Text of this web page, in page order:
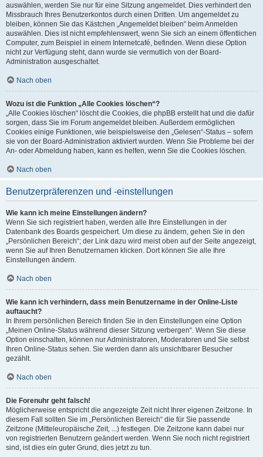
auswählen, werden Sie nur für eine Sitzung angemeldet. Dies verhindert den
Missbrauch Ihres Benutzerkontos durch einen Dritten. Um angemeldet zu
bleiben, können Sie das Kästchen „Angemeldet bleiben“ beim Anmelden
auswählen. Dies ist nicht empfehlenswert, wenn Sie sich an einem öffentlichen
Computer, zum Beispiel in einem Internetcafé, befinden. Wenn diese Option
nicht zur Verfügung steht, dann wurde sie vermutlich von der Board-
Administration ausgeschaltet.
Nach oben
Wozu ist die Funktion „Alle Cookies löschen“?
„Alle Cookies löschen“ löscht die Cookies, die phpBB erstellt hat und die dafür
sorgen, dass Sie im Forum angemeldet bleiben. Außerdem ermöglichen
Cookies einige Funktionen, wie beispielsweise den „Gelesen“-Status – sofern
sie von der Board-Administration aktiviert wurden. Wenn Sie Probleme bei der
An- oder Abmeldung haben, kann es helfen, wenn Sie die Cookies löschen.
Nach oben
Benutzerpräferenzen und -einstellungen
Wie kann ich meine Einstellungen ändern?
Wenn Sie sich registriert haben, werden alle Ihre Einstellungen in der
Datenbank des Boards gespeichert. Um diese zu ändern, gehen Sie in den
„Persönlichen Bereich“; der Link dazu wird meist oben auf der Seite angezeigt,
wenn Sie auf Ihren Benutzernamen klicken. Dort können Sie alle Ihre
Einstellungen ändern.
Nach oben
Wie kann ich verhindern, dass mein Benutzername in der Online-Liste
auftaucht?
In Ihrem persönlichen Bereich finden Sie in den Einstellungen eine Option
„Meinen Online-Status während dieser Sitzung verbergen“. Wenn Sie diese
Option einschalten, können nur Administratoren, Moderatoren und Sie selbst
Ihren Online-Status sehen. Sie werden dann als unsichtbarer Besucher
gezählt.
Nach oben
Die Forenuhr geht falsch!
Möglicherweise entspricht die angezeigte Zeit nicht Ihrer eigenen Zeitzone. In
diesem Fall sollten Sie im „Persönlichen Bereich“ die für Sie passende
Zeitzone (Mitteleuropäische Zeit, ...) festlegen. Die Zeitzone kann dabei nur
von registrierten Benutzern geändert werden. Wenn Sie noch nicht registriert
sind, ist dies ein guter Grund, dies jetzt zu tun.